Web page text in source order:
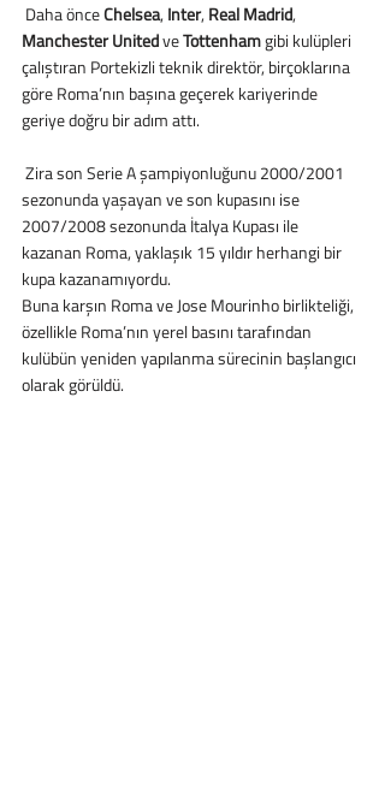
Daha önce Chelsea, Inter, Real Madrid,
Manchester United ve Tottenham gibi kulüpleri
çalıştıran Portekizli teknik direktör, birçoklarına
göre Roma’nın başına geçerek kariyerinde
geriye doğru bir adım attı.
sezonunda yaşayan ve son kupasını ise
2007/2008 sezonunda İtalya Kupası ile
kazanan Roma, yaklaşık 15 yıldır herhangi bir
kupa kazanamıyordu.
Buna karşın Roma ve Jose Mourinho birlikteliği,
özellikle Roma’nın yerel basını tarafından
kulübün yeniden yapılanma sürecinin başlangıcı
olarak görüldü.